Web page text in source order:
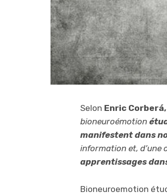
Selon Enric Corberá,
bioneuroémotion
manifestent dans
information et, d’une
apprentissages
Bioneuroemotion